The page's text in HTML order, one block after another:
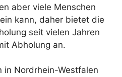
aber viele Menschen
kann, daher bietet die
seit vielen Jahren
Abholung an.
in Nordrhein-Westfalen